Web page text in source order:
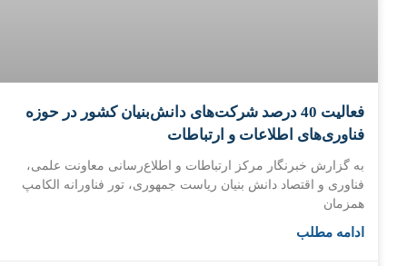
فعالیت 40 درصد شرکت‌های دانش‌بنیان کشور در حوزه
فناوری‌های اطلاعات و ارتباطات
به گزارش خبرنگار مرکز ارتباطات و اطلاع‌رسانی معاونت علمی،
فناوری و اقتصاد دانش بنیان ریاست جمهوری، تور فناورانه الکامپ
همزمان
ادامه مطلب